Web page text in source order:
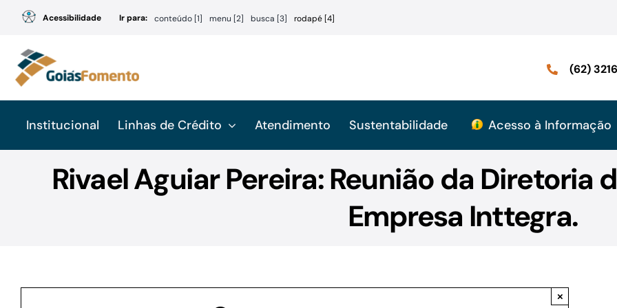
conteúdo
Acessibilidade Ir para: conteúdo [1] menu [2] busca [3] rodapé [4]
(62)
Institucional Linhas de Crédito Atendimento Sustentabilidade Acesso à Informação
Rivael Aguiar Pereira: Reunião da Diretoria
Empresa Inttegra.
×